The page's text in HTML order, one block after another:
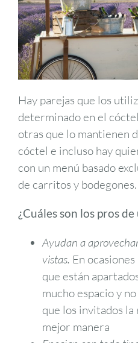
Hay parejas que los
determinado en el
otras que lo mantienen
cóctel e incluso hay
con un menú basado
de carritos y bodegones.
¿Cuáles son los pros
Ayudan a
vistas. En
que están
mucho espacio y
que los invitados la
mejor manera